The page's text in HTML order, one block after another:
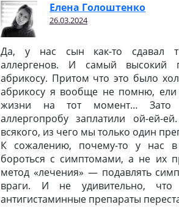
Елена Голоштенко
26.03.2024
Да, у нас сын как-то сдавал
аллергенов. И самый высокий
абрикосу. Притом что это было
абрикосу я вообще не помню,
жизни на тот момент… Зато
аллергопробу заплатили ой-ей-
всякого, из чего мы только один
К сожалению, почему-то у нас
бороться с симптомами, а не их
метод «лечения» — подавлять
враги. И не удивительно,
антигистаминные препараты